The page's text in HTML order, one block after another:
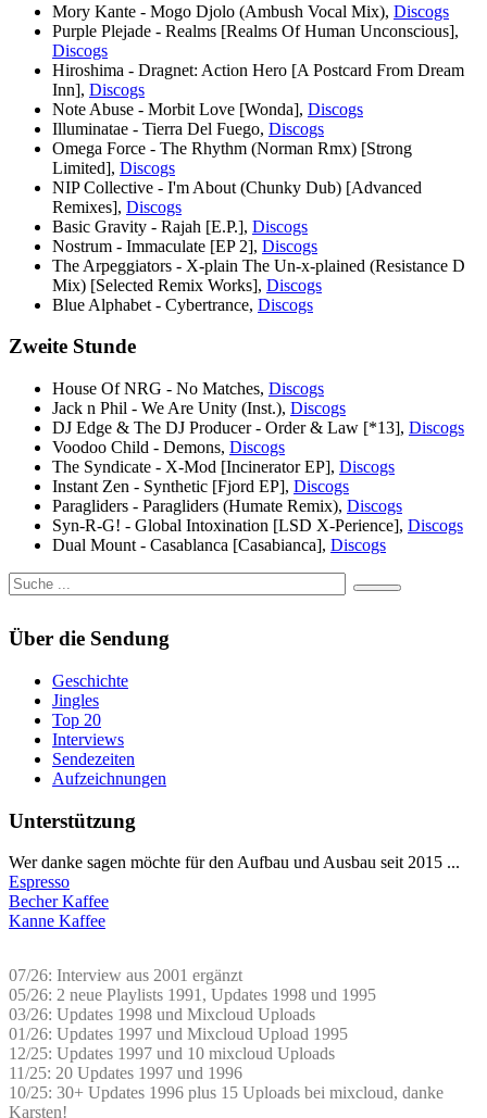
Mory Kante - Mogo Djolo (Ambush Vocal Mix), Discogs
Purple Plejade - Realms [Realms Of Human Unconscious],
Discogs
Hiroshima - Dragnet: Action Hero [A Postcard From Dream
Inn], Discogs
Note Abuse - Morbit Love [Wonda], Discogs
Illuminatae - Tierra Del Fuego, Discogs
Omega Force - The Rhythm (Norman Rmx) [Strong
Limited], Discogs
NIP Collective - I'm About (Chunky Dub) [Advanced
Remixes], Discogs
Basic Gravity - Rajah [E.P.], Discogs
Nostrum - Immaculate [EP 2], Discogs
The Arpeggiators - X-plain The Un-x-plained (Resistance D
Mix) [Selected Remix Works], Discogs
Blue Alphabet - Cybertrance, Discogs
Zweite Stunde
House Of NRG - No Matches, Discogs
Jack n Phil - We Are Unity (Inst.), Discogs
DJ Edge & The DJ Producer - Order & Law [*13], Discogs
Voodoo Child - Demons, Discogs
The Syndicate - X-Mod [Incinerator EP], Discogs
Instant Zen - Synthetic [Fjord EP], Discogs
Paragliders - Paragliders (Humate Remix), Discogs
Syn-R-G! - Global Intoxination [LSD X-Perience], Discogs
Dual Mount - Casablanca [Casabianca], Discogs
Über die Sendung
Geschichte
Jingles
Top 20
Interviews
Sendezeiten
Aufzeichnungen
Unterstützung
Wer danke sagen möchte für den Aufbau und Ausbau seit 2015 ...
Espresso
Becher Kaffee
Kanne Kaffee
07/26: Interview aus 2001 ergänzt
05/26: 2 neue Playlists 1991, Updates 1998 und 1995
03/26: Updates 1998 und Mixcloud Uploads
01/26: Updates 1997 und Mixcloud Upload 1995
12/25: Updates 1997 und 10 mixcloud Uploads
11/25: 20 Updates 1997 und 1996
10/25: 30+ Updates 1996 plus 15 Uploads bei mixcloud, danke
Karsten!